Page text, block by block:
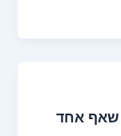
שאף אחד